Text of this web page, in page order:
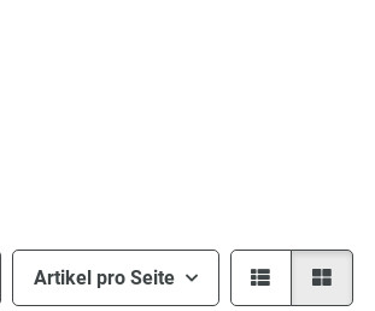
Artikel pro Seite